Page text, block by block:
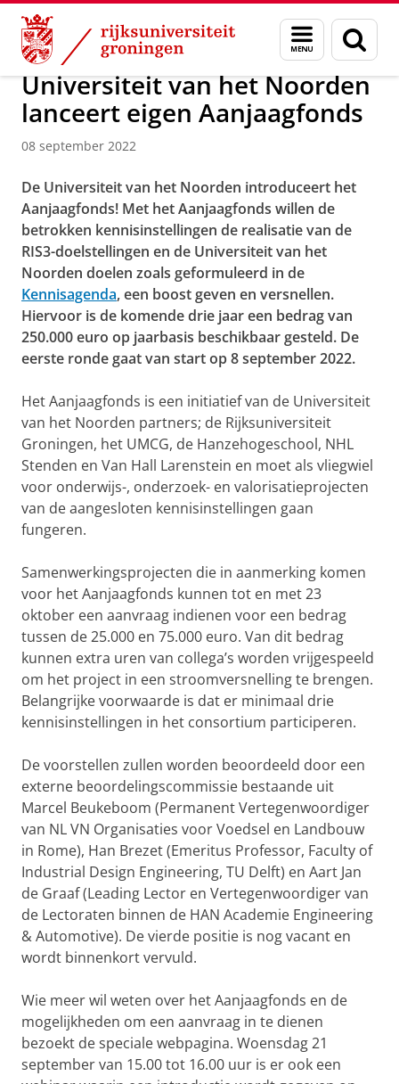
Skip
Content
Skip
Navigation
Menu
en
zoeken
Over ons Actueel Nieuws
Universiteit van het Noorden
lanceert eigen Aanjaagfonds
08 september 2022
De Universiteit van het Noorden introduceert het
Aanjaagfonds! Met het Aanjaagfonds willen de
betrokken kennisinstellingen de realisatie van de
RIS3-doelstellingen en de Universiteit van het
Noorden doelen zoals geformuleerd in de
Kennisagenda, een boost geven en versnellen.
Hiervoor is de komende drie jaar een bedrag van
250.000 euro op jaarbasis beschikbaar gesteld. De
eerste ronde gaat van start op 8 september 2022.
Het Aanjaagfonds is een initiatief van de Universiteit
van het Noorden partners; de Rijksuniversiteit
Groningen, het UMCG, de Hanzehogeschool, NHL
Stenden en Van Hall Larenstein en moet als vliegwiel
voor onderwijs-, onderzoek- en valorisatieprojecten
van de aangesloten kennisinstellingen gaan
fungeren.
Samenwerkingsprojecten die in aanmerking komen
voor het Aanjaagfonds kunnen tot en met 23
oktober een aanvraag indienen voor een bedrag
tussen de 25.000 en 75.000 euro. Van dit bedrag
kunnen extra uren van collega’s worden vrijgespeeld
om het project in een stroomversnelling te brengen.
Belangrijke voorwaarde is dat er minimaal drie
kennisinstellingen in het consortium participeren.
De voorstellen zullen worden beoordeeld door een
externe beoordelingscommissie bestaande uit
Marcel Beukeboom (Permanent Vertegenwoordiger
van NL VN Organisaties voor Voedsel en Landbouw
in Rome), Han Brezet (Emeritus Professor, Faculty of
Industrial Design Engineering, TU Delft) en Aart Jan
de Graaf (Leading Lector en Vertegenwoordiger van
de Lectoraten binnen de HAN Academie Engineering
& Automotive). De vierde positie is nog vacant en
wordt binnenkort vervuld.
Wie meer wil weten over het Aanjaagfonds en de
mogelijkheden om een aanvraag in te dienen
bezoekt de speciale webpagina. Woensdag 21
september van 15.00 tot 16.00 uur is er ook een